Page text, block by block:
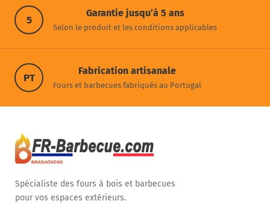
5
Garantie jusqu’à 5 ans
Selon le produit et les conditions applicables
PT
Fabrication artisanale
Fours et barbecues fabriqués au Portugal
Spécialiste des fours à bois et barbecues
pour vos espaces extérieurs.